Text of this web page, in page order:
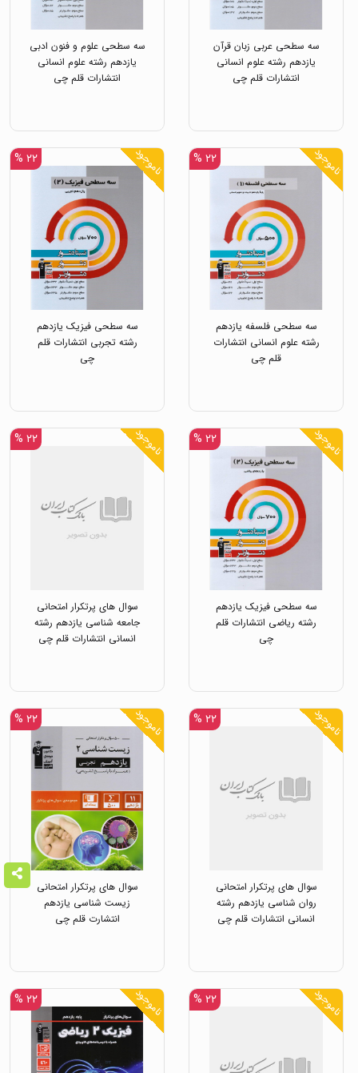
سه سطحی عربی زبان قرآن
یازدهم رشته علوم انسانی
انتشارات قلم چی
سه سطحی علوم و فنون ادبی
یازدهم رشته علوم انسانی
انتشارات قلم چی
ناموجود ۲۲ %
سه سطحی فلسفه یازدهم
رشته علوم انسانی انتشارات
قلم چی
ناموجود ۲۲ %
سه سطحی فیزیک یازدهم
رشته تجربی انتشارات قلم
چی
ناموجود ۲۲ %
سه سطحی فیزیک یازدهم
رشته ریاضی انتشارات قلم
چی
ناموجود ۲۲ %
سوال های پرتکرار امتحانی
جامعه شناسی یازدهم رشته
انسانی انتشارات قلم چی
ناموجود ۲۲ %
سوال های پرتکرار امتحانی
روان شناسی یازدهم رشته
انسانی انتشارات قلم چی
ناموجود ۲۲ %
سوال های پرتکرار امتحانی
زیست شناسی یازدهم
انتشارت قلم چی
ناموجود ۲۲ % ناموجود ۲۲ %